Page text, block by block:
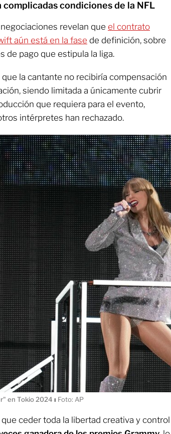
condiciones de la NFL
revelan que el contrato
aún está en la fase de definición, sobre
de pago que estipula la liga.
la cantante no recibiría compensación
siendo limitada a únicamente cubrir
que requiera para el evento,
intérpretes han rechazado.
en Tokio 2024 ı Foto: AP
ceder toda la libertad creativa y control